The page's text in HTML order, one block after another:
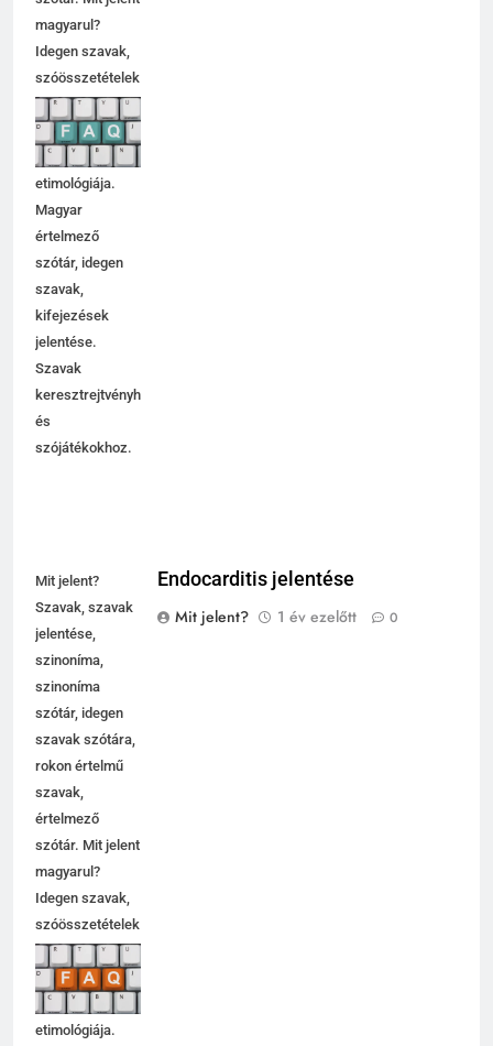
magyarul?
Idegen szavak,
szóösszetételek
jelentése,
magyarázata,
használata,
etimológiája.
Magyar
értelmező
szótár, idegen
szavak,
kifejezések
jelentése.
Szavak
keresztrejtvényhez
és
szójátékokhoz.
Mit jelent?
Szavak, szavak
jelentése,
szinoníma,
szinoníma
szótár, idegen
szavak szótára,
rokon értelmű
szavak,
értelmező
szótár. Mit jelent
magyarul?
Idegen szavak,
szóösszetételek
jelentése,
magyarázata,
használata,
etimológiája.
Endocarditis jelentése
Mit jelent?
1 év ezelőtt 0
5
6